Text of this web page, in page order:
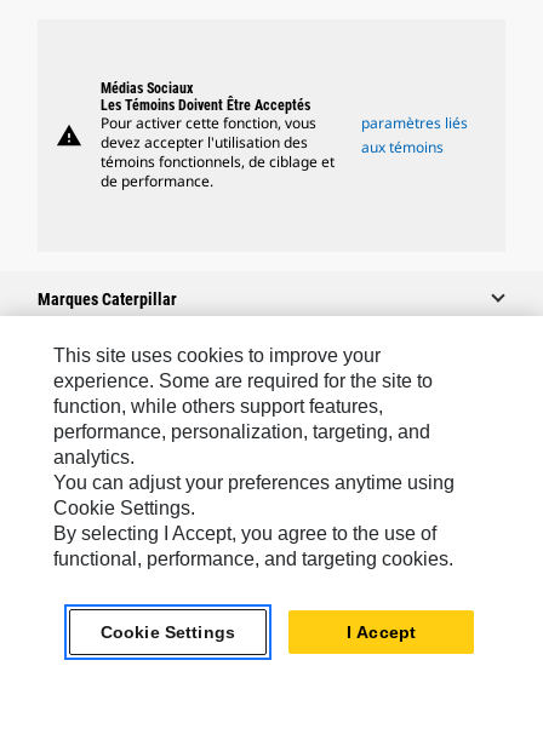
warning
Médias Sociaux
Les Témoins Doivent Être Acceptés
Pour activer cette fonction, vous
devez accepter l'utilisation des
témoins fonctionnels, de ciblage et
de performance.
paramètres liés
aux témoins
Marques Caterpillar
Caterpillar.com
Contacter Caterpillar
Mes Préférences Marketing
Plan Du Site
Cookie Settings
Confidentialité
This site uses cookies to improve your
experience. Some are required for the site to
function, while others support features,
performance, personalization, targeting, and
analytics.
You can adjust your preferences anytime using
Cookie Settings.
By selecting I Accept, you agree to the use of
functional, performance, and targeting cookies.
Cookie Settings I Accept